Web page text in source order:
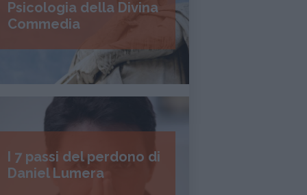
Psicologia della Divina
Commedia
I 7 passi del perdono di
Daniel Lumera